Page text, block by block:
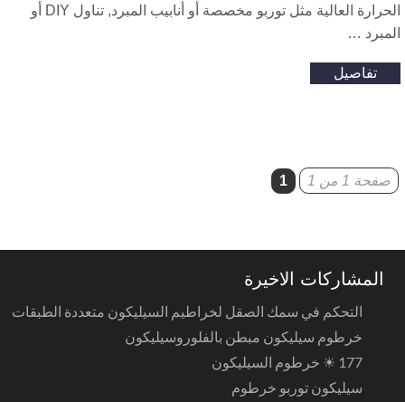
الحرارة العالية مثل توربو مخصصة أو أنابيب المبرد, تناول DIY أو
…
تفاصيل
صفحة 1 من 1 1
المشاركات الاخيرة
التحكم في سمك الصقل لخراطيم السيليكون متعددة الطبقات
خرطوم سيليكون مبطن بالفلوروسيليكون
177 ☀ خرطوم السيليكون
سيليكون توربو خرطوم